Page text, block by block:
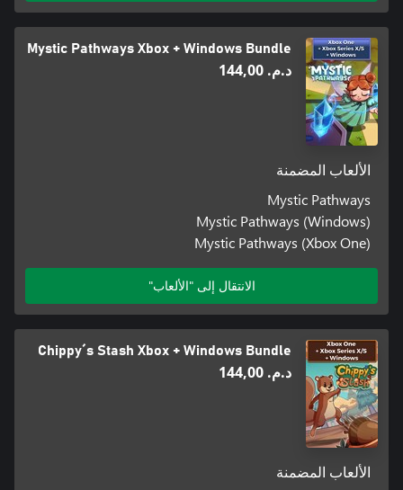
Mystic Pathways Xbox + Windows Bundle
د.م.‏ 144,00
الألعاب المضمنة
Mystic Pathways
Mystic Pathways (Windows)
Mystic Pathways (Xbox One)
الانتقال إلى "الألعاب"
Chippy´s Stash Xbox + Windows Bundle
د.م.‏ 144,00
الألعاب المضمنة